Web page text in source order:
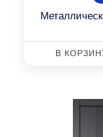
В